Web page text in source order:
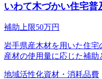
いわて木づかい住宅普
補助上限50万円
岩手県産木材を用いた住
産材の使用量に応じた補助
地域活性化資材・消耗品費